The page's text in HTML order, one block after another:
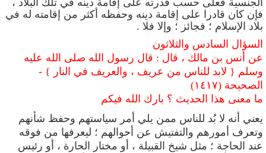
الجنسية فعلى حسب قدرته على إقامة دينه في تلك البلاد ،
فإن كان قادرا على إقامة دينه وحفظه أكثر من إقامته له في
بلاد الإسلام ؛ فجائز ؛ وإلا فلا .
السؤال السادس والثلاثون
عن أنس بن مالك ، قال : قال رسول الله صلى الله عليه
وسلم { لابد للناس من عريف ، والعريف في النار } -
الصحيحة (١٤١٧)
ما معنى هذا الحديث ؟ بارك الله فيكم
يعني أنه لا بُد للناس ممن يلي أمر سياستهم وحفظ شأنهم
وتعرف أمورهم والتفتيش عن أحوالهم ؛ ليعرفها من فوقه
عند الحاجة ؛ مثل شيخ القبيلة ، أو مختار الحارة ، أو رئيس